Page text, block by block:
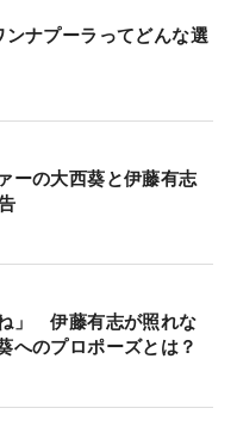
に大喜びだった。
会いを提供する、
初は偽名で登録して
な人間だと分かる
合いを深めたとい
えない時間が続い
ァーだとは言ってい
ターで旅をしてい
を見せてプロゴ
。
ナプーラってどんな選
ーの大西葵と伊藤有志
ね」 伊藤有志が照れな
へのプロポーズとは？